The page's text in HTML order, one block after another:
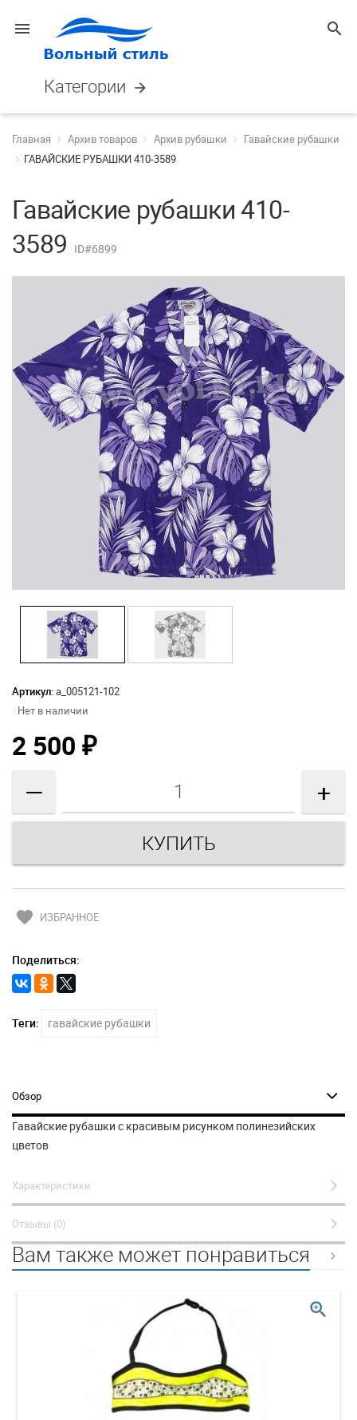
menu search
Категории arrow_forward
Главная Архив товаров Архив рубашки
Гавайские рубашки
ГАВАЙСКИЕ РУБАШКИ 410-3589
Гавайские рубашки 410-
3589 ID#6899
Артикул:а_005121-102
Нет в наличии
2 500 ₽
— +
favorite ИЗБРАННОЕ
Поделиться:
Теги: гавайские рубашки
Обзор
Гавайские рубашки с красивым рисунком полинезийских
цветов
Характеристики
Отзывы (0)
Вам также может понравиться
zoom_in